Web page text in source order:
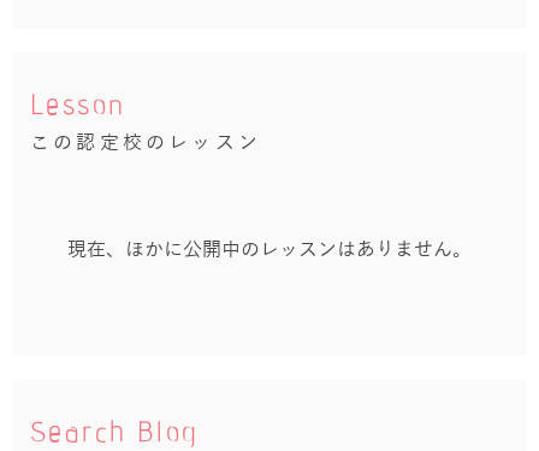
Lesson
この認定校のレッスン
現在、ほかに公開中のレッスンはありません。
Search Blog